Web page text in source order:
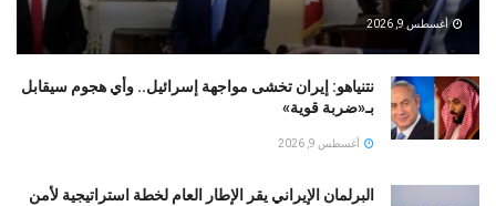
أغسطس 9, 2026
نتنياهو: إيران تخشى مواجهة إسرائيل.. وأي هجوم سيقابل
بـ«ضربة قوية»
أغسطس 9, 2026
البرلمان الإيراني يقر الإطار العام لخطة استراتيجية لأمن